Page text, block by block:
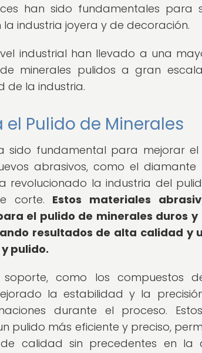
han sido fundamentales para
industria joyera y de decoración.
industrial han llevado a una
minerales pulidos a gran
de la industria.
Pulido de Minerales
sido fundamental para mejorar
abrasivos, como el diamante
revolucionado la industria del
corte. Estos materiales
el pulido de minerales duros y
resultados de alta calidad y
pulido.
como los compuestos
la estabilidad y la
durante el proceso.
pulido más eficiente y preciso,
calidad sin precedentes en la